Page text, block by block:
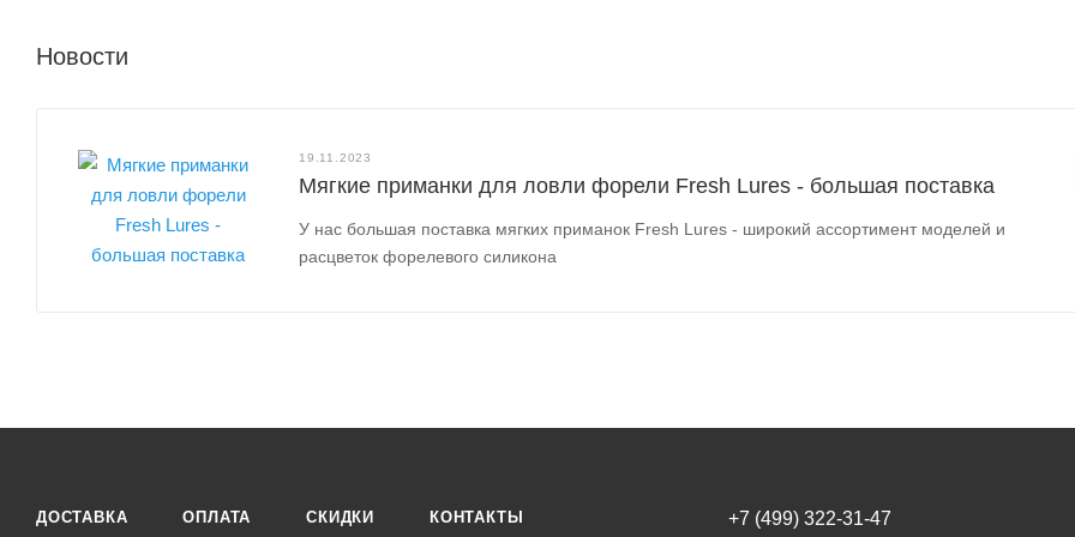
Новости
19.11.2023
Мягкие приманки для ловли форели Fresh Lures - большая поставка
У нас большая поставка мягких приманок Fresh Lures - широкий ассортимент моделей и
расцветок форелевого силикона
ДОСТАВКА ОПЛАТА СКИДКИ КОНТАКТЫ +7 (499) 322-31-47